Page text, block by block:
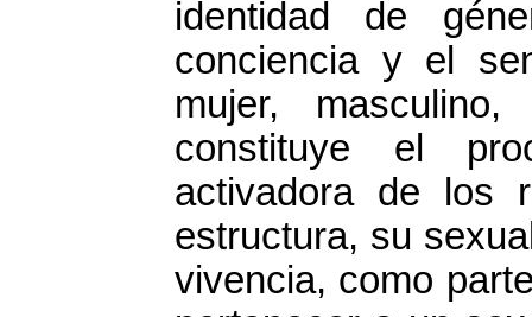
identidad de
conciencia y el
mujer,
constituye el
activadora de los
estructura, su
vivencia, como